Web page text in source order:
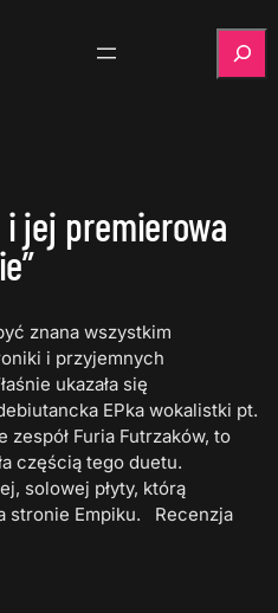
jej premierowa
znana wszystkim
i przyjemnych
ukazała się
EPka wokalistki pt.
zespół Furia Futrzaków, to
częścią tego duetu.
solowej płyty, którą
stronie Empiku. Recenzja